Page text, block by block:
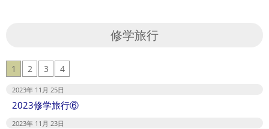
修学旅行
1 2 3 4
2023年 11月 25日
2023修学旅行⑥
2023年 11月 23日